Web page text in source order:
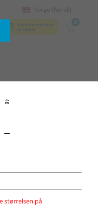
Sende handlekurv
til e‑post
0
Norge (Norsk)
48
størrelsen på